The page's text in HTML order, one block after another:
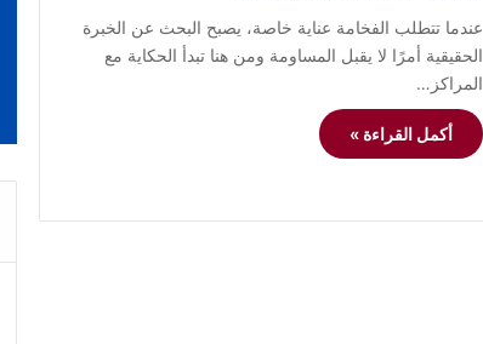
عندما تتطلب الفخامة عناية خاصة، يصبح البحث عن الخبرة
الحقيقية أمرًا لا يقبل المساومة ومن هنا تبدأ الحكاية مع
المراكز…
أكمل القراءة »